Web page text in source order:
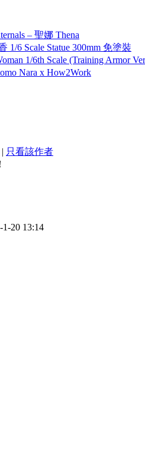
– 聖娜 Thena
6 Scale Statue 300mm 免塗裝
1/6th Scale (Training Armor
Nara x How2Work
| 只看該作者
20 13:14